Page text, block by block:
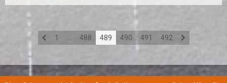
1 488 489 490 491 492